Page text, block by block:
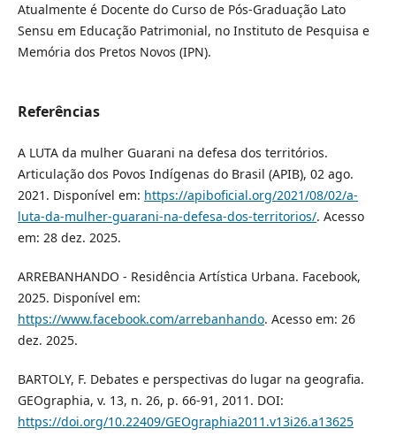
Atualmente é Docente do Curso de Pós-Graduação Lato
Sensu em Educação Patrimonial, no Instituto de Pesquisa e
Memória dos Pretos Novos (IPN).
Referências
A LUTA da mulher Guarani na defesa dos territórios.
Articulação dos Povos Indígenas do Brasil (APIB), 02 ago.
2021. Disponível em: https://apiboficial.org/2021/08/02/a-
luta-da-mulher-guarani-na-defesa-dos-territorios/. Acesso
em: 28 dez. 2025.
ARREBANHANDO - Residência Artística Urbana. Facebook,
2025. Disponível em:
https://www.facebook.com/arrebanhando. Acesso em: 26
dez. 2025.
BARTOLY, F. Debates e perspectivas do lugar na geografia.
GEOgraphia, v. 13, n. 26, p. 66-91, 2011. DOI:
https://doi.org/10.22409/GEOgraphia2011.v13i26.a13625